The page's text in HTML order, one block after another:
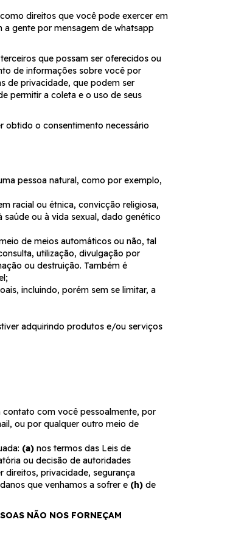
direitos que você pode exercer em
gente por mensagem de whatsapp
que possam ser oferecidos ou
de informações sobre você por
de privacidade, que podem ser
permitir a coleta e o uso de seus
obtido o consentimento necessário
pessoa natural, como por exemplo,
racial ou étnica, convicção religiosa,
ou à vida sexual, dado genético
de meios automáticos ou não, tal
utilização, divulgação por
ou destruição. Também é
incluindo, porém sem se limitar, a
adquirindo produtos e/ou serviços
com você pessoalmente, por
ou por qualquer outro meio de
(a) nos termos das Leis de
ou decisão de autoridades
direitos, privacidade, segurança
que venhamos a sofrer e (h) de
NÃO NOS FORNEÇAM